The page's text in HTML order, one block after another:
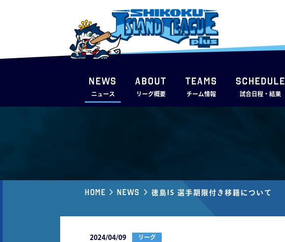
NEWS
ニュース
ABOUT
リーグ概要
TEAMS
チーム情報
SCHEDULE
試合日程・結果
Home News 徳島IS 選手期限付き移籍について
2024/04/09 リーグ